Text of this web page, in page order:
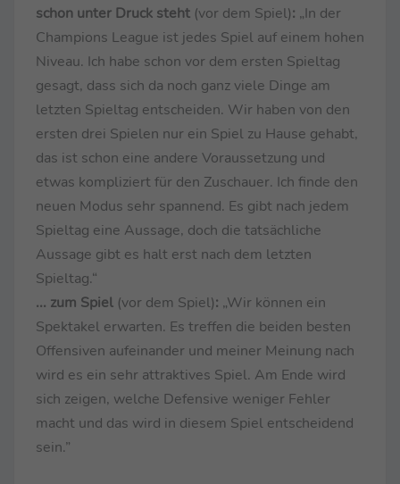
schon unter Druck steht (vor dem Spiel): „In der
Champions League ist jedes Spiel auf einem hohen
Niveau. Ich habe schon vor dem ersten Spieltag
gesagt, dass sich da noch ganz viele Dinge am
letzten Spieltag entscheiden. Wir haben von den
ersten drei Spielen nur ein Spiel zu Hause gehabt,
das ist schon eine andere Voraussetzung und
etwas kompliziert für den Zuschauer. Ich finde den
neuen Modus sehr spannend. Es gibt nach jedem
Spieltag eine Aussage, doch die tatsächliche
Aussage gibt es halt erst nach dem letzten
Spieltag.“
... zum Spiel (vor dem Spiel): „Wir können ein
Spektakel erwarten. Es treffen die beiden besten
Offensiven aufeinander und meiner Meinung nach
wird es ein sehr attraktives Spiel. Am Ende wird
sich zeigen, welche Defensive weniger Fehler
macht und das wird in diesem Spiel entscheidend
sein.”